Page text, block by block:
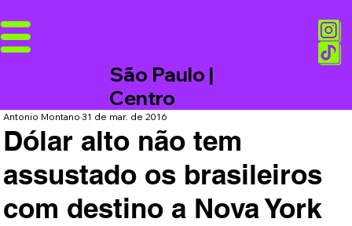
São Paulo |
Centro
Dólar alto não tem
assustado os brasileiros
com destino a Nova York
Antonio Montano31 de mar. de 2016